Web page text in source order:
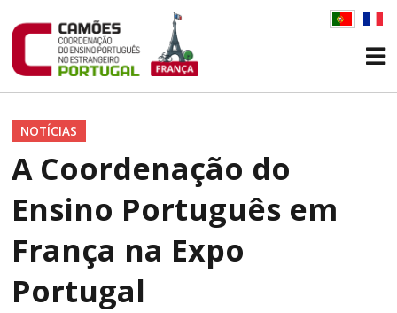
NOTÍCIAS
A Coordenação do
Ensino Português em
França na Expo
Portugal